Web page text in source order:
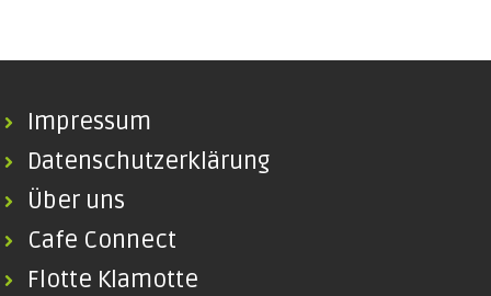
Impressum
Datenschutzerklärung
Über uns
Cafe Connect
Flotte Klamotte